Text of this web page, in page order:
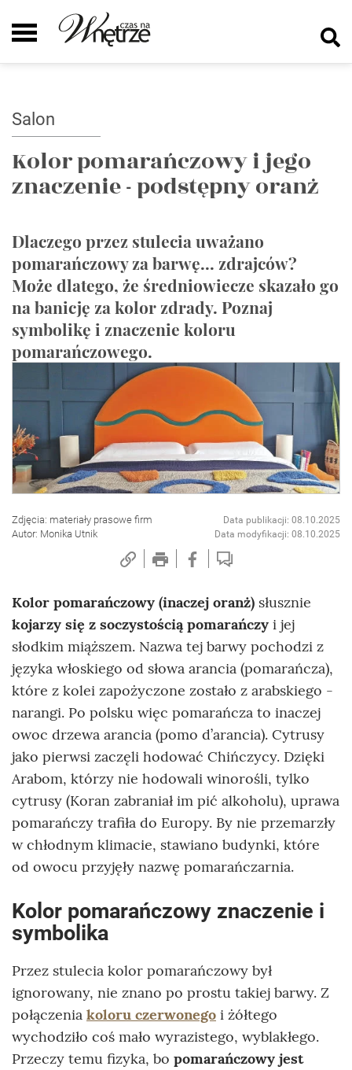
Salon
Kolor pomarańczowy i jego
znaczenie - podstępny oranż
Dlaczego przez stulecia uważano
pomarańczowy za barwę... zdrajców?
Może dlatego, że średniowiecze skazało go
na banicję za kolor zdrady. Poznaj
symbolikę i znaczenie koloru
pomarańczowego.
Zdjęcia: materiały prasowe firm
Autor: Monika Utnik
Data publikacji: 08.10.2025
Data modyfikacji: 08.10.2025
Kolor pomarańczowy (inaczej oranż) słusznie
kojarzy się z soczystością pomarańczy i jej
słodkim miąższem. Nazwa tej barwy pochodzi z
języka włoskiego od słowa arancia (pomarańcza),
które z kolei zapożyczone zostało z arabskiego -
narangi. Po polsku więc pomarańcza to inaczej
owoc drzewa arancia (pomo d’arancia). Cytrusy
jako pierwsi zaczęli hodować Chińczycy. Dzięki
Arabom, którzy nie hodowali winorośli, tylko
cytrusy (Koran zabraniał im pić alkoholu), uprawa
pomarańczy trafiła do Europy. By nie przemarzły
w chłodnym klimacie, stawiano budynki, które
od owocu przyjęły nazwę pomarańczarnia.
Kolor pomarańczowy znaczenie i
symbolika
Przez stulecia kolor pomarańczowy był
ignorowany, nie znano po prostu takiej barwy. Z
połączenia koloru czerwonego i żółtego
wychodziło coś mało wyrazistego, wyblakłego.
Przeczy temu fizyka, bo pomarańczowy jest